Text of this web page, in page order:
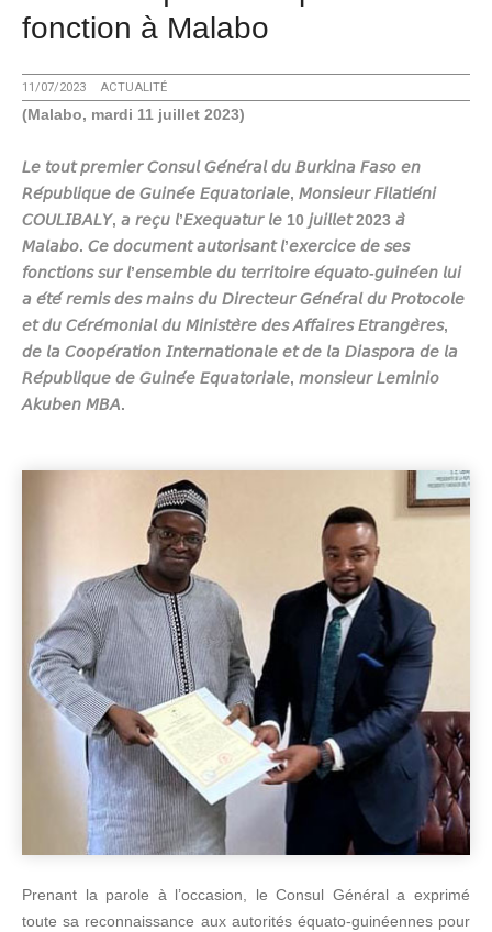
fonction à Malabo
11/07/2023 ACTUALITÉ
(Malabo, mardi 11 juillet 2023)
𝘓𝘦 𝘵𝘰𝘶𝘵 𝘱𝘳𝘦𝘮𝘪𝘦𝘳 𝘊𝘰𝘯𝘴𝘶𝘭 𝘎𝘦́𝘯𝘦́𝘳𝘢𝘭 𝘥𝘶 𝘉𝘶𝘳𝘬𝘪𝘯𝘢 𝘍𝘢𝘴𝘰 𝘦𝘯
𝘙𝘦́𝘱𝘶𝘣𝘭𝘪𝘲𝘶𝘦 𝘥𝘦 𝘎𝘶𝘪𝘯𝘦́𝘦 𝘌𝘲𝘶𝘢𝘵𝘰𝘳𝘪𝘢𝘭𝘦, 𝘔𝘰𝘯𝘴𝘪𝘦𝘶𝘳 𝘍𝘪𝘭𝘢𝘵𝘪𝘦́𝘯𝘪
𝘊𝘖𝘜𝘓𝘐𝘉𝘈𝘓𝘠, 𝘢 𝘳𝘦𝘤̧𝘶 𝘭’𝘌𝘹𝘦𝘲𝘶𝘢𝘵𝘶𝘳 𝘭𝘦 10 𝘫𝘶𝘪𝘭𝘭𝘦𝘵 2023 𝘢̀
𝘔𝘢𝘭𝘢𝘣𝘰. 𝘊𝘦 𝘥𝘰𝘤𝘶𝘮𝘦𝘯𝘵 𝘢𝘶𝘵𝘰𝘳𝘪𝘴𝘢𝘯𝘵 𝘭’𝘦𝘹𝘦𝘳𝘤𝘪𝘤𝘦 𝘥𝘦 𝘴𝘦𝘴
𝘧𝘰𝘯𝘤𝘵𝘪𝘰𝘯𝘴 𝘴𝘶𝘳 𝘭’𝘦𝘯𝘴𝘦𝘮𝘣𝘭𝘦 𝘥𝘶 𝘵𝘦𝘳𝘳𝘪𝘵𝘰𝘪𝘳𝘦 𝘦́𝘲𝘶𝘢𝘵𝘰-𝘨𝘶𝘪𝘯𝘦́𝘦𝘯 𝘭𝘶𝘪
𝘢 𝘦́𝘵𝘦́ 𝘳𝘦𝘮𝘪𝘴 𝘥𝘦𝘴 𝘮𝘢𝘪𝘯𝘴 𝘥𝘶 𝘋𝘪𝘳𝘦𝘤𝘵𝘦𝘶𝘳 𝘎𝘦́𝘯𝘦́𝘳𝘢𝘭 𝘥𝘶 𝘗𝘳𝘰𝘵𝘰𝘤𝘰𝘭𝘦
𝘦𝘵 𝘥𝘶 𝘊𝘦́𝘳𝘦́𝘮𝘰𝘯𝘪𝘢𝘭 𝘥𝘶 𝘔𝘪𝘯𝘪𝘴𝘵𝘦̀𝘳𝘦 𝘥𝘦𝘴 𝘈𝘧𝘧𝘢𝘪𝘳𝘦𝘴 𝘌𝘵𝘳𝘢𝘯𝘨𝘦̀𝘳𝘦𝘴,
𝘥𝘦 𝘭𝘢 𝘊𝘰𝘰𝘱𝘦́𝘳𝘢𝘵𝘪𝘰𝘯 𝘐𝘯𝘵𝘦𝘳𝘯𝘢𝘵𝘪𝘰𝘯𝘢𝘭𝘦 𝘦𝘵 𝘥𝘦 𝘭𝘢 𝘋𝘪𝘢𝘴𝘱𝘰𝘳𝘢 𝘥𝘦 𝘭𝘢
𝘙𝘦́𝘱𝘶𝘣𝘭𝘪𝘲𝘶𝘦 𝘥𝘦 𝘎𝘶𝘪𝘯𝘦́𝘦 𝘌𝘲𝘶𝘢𝘵𝘰𝘳𝘪𝘢𝘭𝘦, 𝘮𝘰𝘯𝘴𝘪𝘦𝘶𝘳 𝘓𝘦𝘮𝘪𝘯𝘪𝘰
𝘈𝘬𝘶𝘣𝘦𝘯 𝘔𝘉𝘈.
Prenant la parole à l’occasion, le Consul Général a exprimé
toute sa reconnaissance aux autorités équato-guinéennes pour